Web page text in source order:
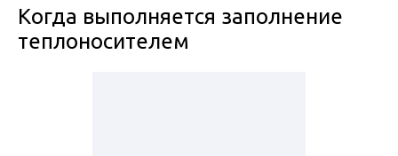
Когда выполняется заполнение
теплоносителем